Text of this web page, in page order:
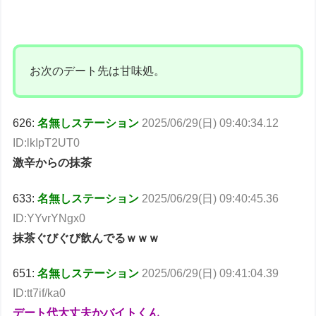
お次のデート先は甘味処。
626:名無しステーション 2025/06/29(日) 09:40:34.12
ID:lkIpT2UT0
激辛からの抹茶
633:名無しステーション 2025/06/29(日) 09:40:45.36
ID:YYvrYNgx0
抹茶ぐびぐび飲んでるｗｗｗ
651:名無しステーション 2025/06/29(日) 09:41:04.39
ID:tt7if/ka0
デート代大丈夫かバイトくん